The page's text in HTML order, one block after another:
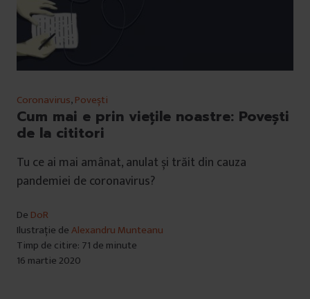
Coronavirus,Povești
Cum mai e prin viețile noastre: Povești
de la cititori
Tu ce ai mai amânat, anulat și trăit din cauza
pandemiei de coronavirus?
De DoR
Ilustrație deAlexandru Munteanu
Timp de citire: 71 de minute
16 martie 2020